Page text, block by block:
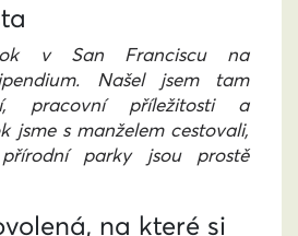
v San Franciscu na
Našel jsem tam
pracovní příležitosti a
jsme s manželem cestovali,
parky jsou prostě
na které si